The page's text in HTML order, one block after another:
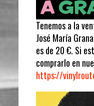
Tenemos a la
José María
es de 20 €. Si
comprarlo en
https://